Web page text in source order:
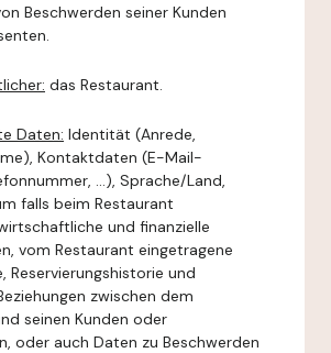
Beschwerden seiner Kunden
das Restaurant.
Daten: Identität (Anrede,
Kontaktdaten (E-Mail-
...), Sprache/Land,
falls beim Restaurant
und finanzielle
vom Restaurant eingetragene
Reservierungshistorie und
zwischen dem
seinen Kunden oder
oder auch Daten zu Beschwerden